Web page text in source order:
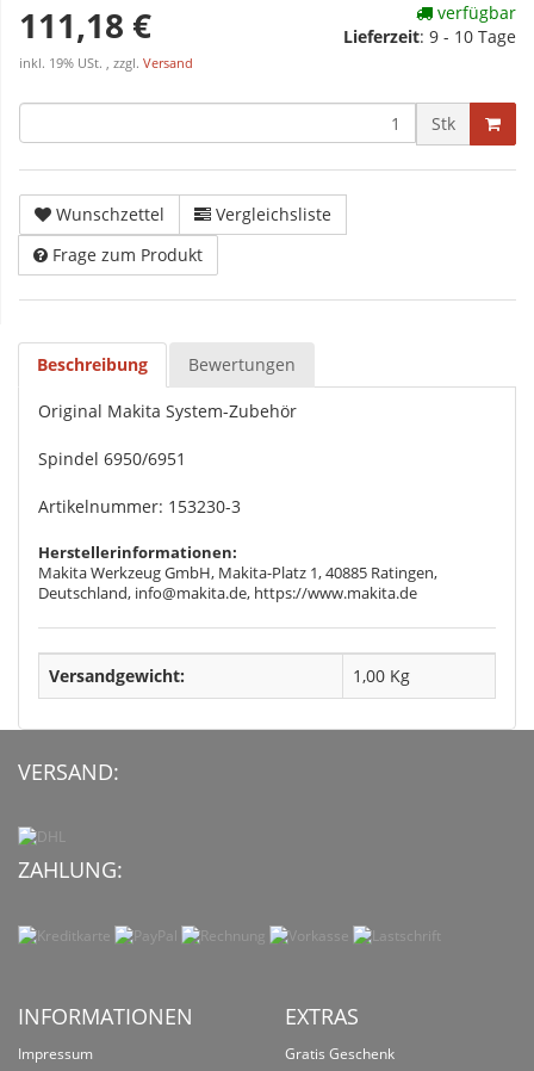
111,18 €
inkl. 19% USt. , zzgl. Versand
verfügbar
Lieferzeit: 9 - 10 Tage
Stk
Wunschzettel
Vergleichsliste
Frage zum Produkt
Beschreibung Bewertungen
Original Makita System-Zubehör
Spindel 6950/6951
Artikelnummer: 153230-3
Herstellerinformationen:
Makita Werkzeug GmbH, Makita-Platz 1, 40885 Ratingen,
Deutschland, info@makita.de, https://www.makita.de
Versandgewicht: 1,00 Kg
VERSAND:
ZAHLUNG:
INFORMATIONEN
Impressum
EXTRAS
Gratis Geschenk